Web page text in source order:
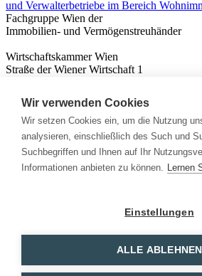
Fachgruppe Wien der
Immobilien- und Vermögenstreuhänder
Wirtschaftskammer Wien
Straße der Wiener Wirtschaft 1
Nützliches
Immobilienwissen
Formulare & Rechner
Expert:innen
Info
Wir verwenden Cookies
Wir setzen Cookies ein, um die Nutzung
analysieren, einschließlich des Such und
Suchbegriffen und Ihnen auf Ihr
Informationen anbieten zu können. Lernen
Einstellungen
ALLE ABLEHNEN